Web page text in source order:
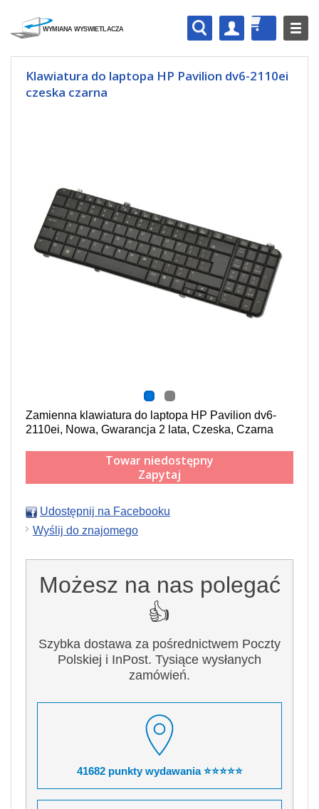
Klawiatura do laptopa HP Pavilion dv6-2110ei
czeska czarna
Zamienna klawiatura do laptopa HP Pavilion dv6-
2110ei, Nowa, Gwarancja 2 lata, Czeska, Czarna
Towar niedostępny
Zapytaj
Udostępnij na Facebooku
Wyślij do znajomego
Możesz na nas polegać
👍
Szybka dostawa za pośrednictwem Poczty
Polskiej i InPost. Tysiące wysłanych
zamówień.
41682 punkty wydawania ⭐⭐⭐⭐⭐